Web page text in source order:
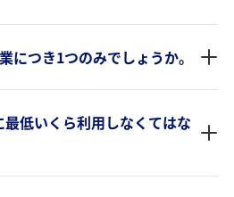
につき1つのみでしょうか。
低いくら利用しなくてはな